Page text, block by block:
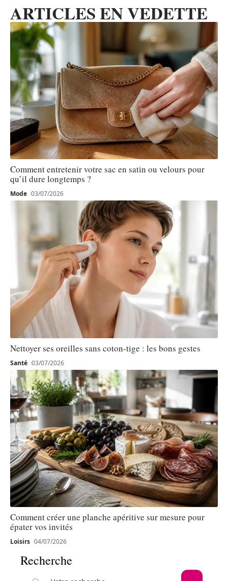
ARTICLES EN VEDETTE
Comment entretenir votre sac en satin ou velours pour
qu’il dure longtemps ?
Mode 03/07/2026
Nettoyer ses oreilles sans coton-tige : les bons gestes
Santé 03/07/2026
Comment créer une planche apéritive sur mesure pour
épater vos invités
Loisirs 04/07/2026
Recherche